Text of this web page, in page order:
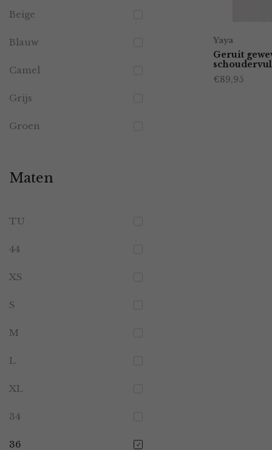
Yaya
Geruit
€89,95
Beige
Blauw
Camel
Grijs
Groen
Maten
TU
44
XS
S
M
L
XL
34
36